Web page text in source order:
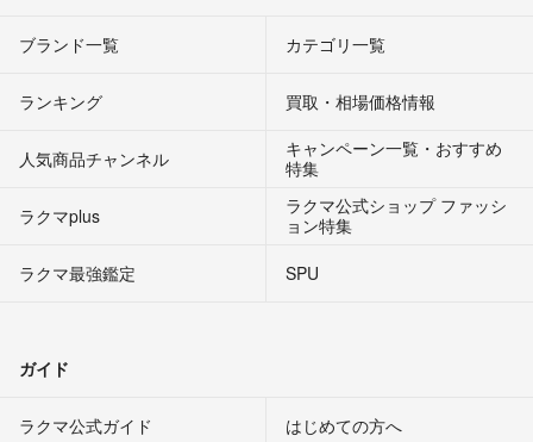
ブランド一覧 カテゴリ一覧
ランキング 買取・相場価格情報
人気商品チャンネル
キャンペーン一覧・おすすめ
特集
ラクマplus
ラクマ公式ショップ ファッシ
ョン特集
ラクマ最強鑑定
SPU
ガイド
ラクマ公式ガイド はじめての方へ